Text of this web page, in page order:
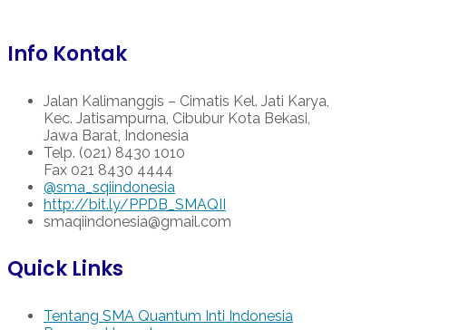
Info Kontak
Jalan Kalimanggis – Cimatis Kel. Jati Karya,
Kec. Jatisampurna, Cibubur Kota Bekasi,
Jawa Barat, Indonesia
Telp. (021) 8430 1010
Fax 021 8430 4444
@sma_sqiindonesia
http://bit.ly/PPDB_SMAQII
smaqiindonesia@gmail.com
Quick Links
Tentang SMA Quantum Inti Indonesia